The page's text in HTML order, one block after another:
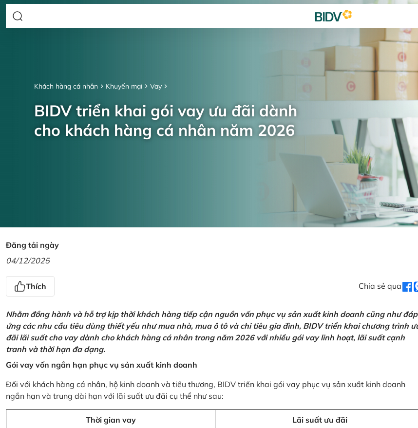
Khách hàng cá nhân Khuyến mại Vay
BIDV triển khai gói vay ưu đãi dành
cho khách hàng cá nhân năm 2026
Đăng tải ngày
04/12/2025
Thích Chia sẻ qua
Nhằm đồng hành và hỗ trợ kịp thời khách hàng tiếp cận nguồn vốn phục vụ sản xuất kinh doanh cũng như đáp
ứng các nhu cầu tiêu dùng thiết yếu như mua nhà, mua ô tô và chi tiêu gia đình, BIDV triển khai chương trình
đãi lãi suất cho vay dành cho khách hàng cá nhân trong năm 2026 với nhiều gói vay linh hoạt, lãi suất cạnh
tranh và thời hạn đa dạng.
Gói vay vốn ngắn hạn phục vụ sản xuất kinh doanh
Đối với khách hàng cá nhân, hộ kinh doanh và tiểu thương, BIDV triển khai gói vay phục vụ sản xuất kinh doanh
ngắn hạn và trung dài hạn với lãi suất ưu đãi cụ thể như sau:
Thời gian vay Lãi suất ưu đãi